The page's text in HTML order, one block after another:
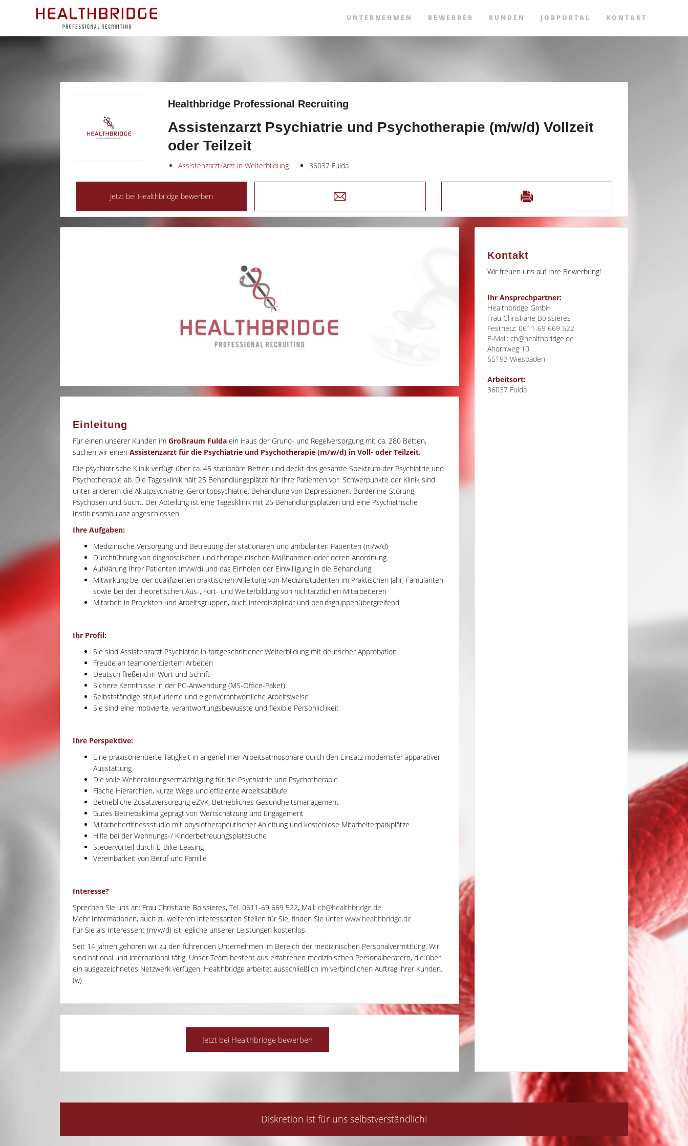
UNTERNEHMEN BEWERBER KUNDEN JOBPORTAL KONTAKT
Healthbridge Professional Recruiting
Assistenzarzt Psychiatrie und Psychotherapie (m/w/d) Vollzeit
oder Teilzeit
Assistenzarzt/Arzt in Weiterbildung 36037 Fulda
Einleitung
Für einen unserer Kunden im Großraum Fulda ein Haus der Grund- und Regelversorgung mit ca. 280 Betten,
suchen wir einen Assistenzarzt für die Psychiatrie und Psychotherapie (m/w/d) in Voll- oder Teilzeit.
Die psychiatrische Klinik verfügt über ca. 45 stationäre Betten und deckt das gesamte Spektrum der Psychiatrie und
Psychotherapie ab. Die Tagesklinik hält 25 Behandlungsplätze für Ihre Patienten vor. Schwerpunkte der Klinik sind
unter anderem die Akutpsychiatrie, Gerontopsychiatrie, Behandlung von Depressionen, Borderline-Störung,
Psychosen und Sucht. Der Abteilung ist eine Tagesklinik mit 25 Behandlungsplätzen und eine Psychiatrische
Institutsambulanz angeschlossen.
Ihre Aufgaben:
Medizinische Versorgung und Betreuung der stationären und ambulanten Patienten (m/w/d)
Durchführung von diagnostischen und therapeutischen Maßnahmen oder deren Anordnung
Aufklärung Ihrer Patienten (m/w/d) und das Einholen der Einwilligung in die Behandlung
Mitwirkung bei der qualifizierten praktischen Anleitung von Medizinstudenten im Praktischen Jahr, Famulanten
sowie bei der theoretischen Aus-, Fort- und Weiterbildung von nichtärztlichen Mitarbeiteren
Mitarbeit in Projekten und Arbeitsgruppen, auch interdisziplinär und berufsgruppenübergreifend
Ihr Profil:
Sie sind Assistenzarzt Psychiatrie in fortgeschrittener Weiterbildung mit deutscher Approbation
Freude an teamorientiertem Arbeiten
Deutsch fließend in Wort und Schrift
Sichere Kenntnisse in der PC-Anwendung (MS-Office-Paket)
Selbstständige strukturierte und eigenverantwortliche Arbeitsweise
Sie sind eine motivierte, verantwortungsbewusste und flexible Persönlichkeit
Ihre Perspektive:
Eine praxisorientierte Tätigkeit in angenehmer Arbeitsatmosphäre durch den Einsatz modernster apparativer
Ausstattung
Die volle Weiterbildungsermächtigung für die Psychiatrie und Psychotherapie
Flache Hierarchien, kurze Wege und effiziente Arbeitsabläufe
Betriebliche Zusatzversorgung eZVK, Betriebliches Gesundheitsmanagement
Gutes Betriebsklima geprägt von Wertschätzung und Engagement
Mitarbeiterfitnessstudio mit physiotherapeutischer Anleitung und kostenlose Mitarbeiterparkplätze
Hilfe bei der Wohnungs-/ Kinderbetreuungsplatzsuche
Steuervorteil durch E-Bike-Leasing
Vereinbarkeit von Beruf und Familie
Interesse?
Sprechen Sie uns an: Frau Christiane Boissieres, Tel. 0611-69 669 522, Mail: cb@healthbridge.de
Mehr Informationen, auch zu weiteren interessanten Stellen für Sie, finden Sie unter www.healthbridge.de
Für Sie als Interessent (m/w/d) ist jegliche unserer Leistungen kostenlos.
Seit 14 Jahren gehören wir zu den führenden Unternehmen im Bereich der medizinischen Personalvermittlung. Wir
sind national und international tätig. Unser Team besteht aus erfahrenen medizinischen Personalberatern, die über
ein ausgezeichnetes Netzwerk verfügen. Healthbridge arbeitet ausschließlich im verbindlichen Auftrag ihrer Kunden.
(w)
Kontakt
Wir freuen uns auf Ihre Bewerbung!
Ihr Ansprechpartner:
Healthbridge GmbH
Frau Christiane Boissieres
Festnetz: 0611-69 669 522
E-Mail: cb@healthbridge.de
Ahornweg 10
65193 Wiesbaden
Arbeitsort:
36037 Fulda
Diskretion ist für uns selbstverständlich!